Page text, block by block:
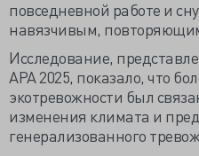
повседневной работе и
навязчивым,
Исследование,
APA 2025, показало, что
экотревожности был
изменения климата и
генерализованного